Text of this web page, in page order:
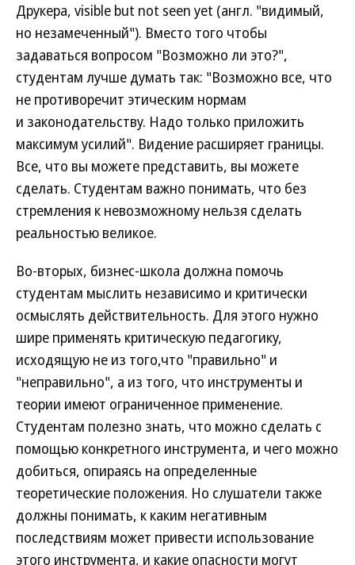
Друкера, visible but not seen yet (англ. "видимый,
но незамеченный"). Вместо того чтобы
задаваться вопросом "Возможно ли это?",
студентам лучше думать так: "Возможно все, что
не противоречит этическим нормам
и законодательству. Надо только приложить
максимум усилий". Видение расширяет границы.
Все, что вы можете представить, вы можете
сделать. Студентам важно понимать, что без
стремления к невозможному нельзя сделать
реальностью великое.
Во-вторых, бизнес-школа должна помочь
студентам мыслить независимо и критически
осмыслять действительность. Для этого нужно
шире применять критическую педагогику,
исходящую не из того,что "правильно" и
"неправильно", а из того, что инструменты и
теории имеют ограниченное применение.
Студентам полезно знать, что можно сделать с
помощью конкретного инструмента, и чего можно
добиться, опираясь на определенные
теоретические положения. Но слушатели также
должны понимать, к каким негативным
последствиям может привести использование
этого инструмента, и какие опасности могут